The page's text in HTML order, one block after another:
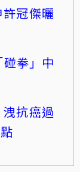
冠傑曬
拳」中
抗癌過